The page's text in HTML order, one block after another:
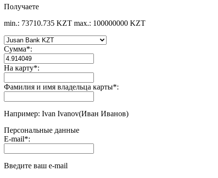
Получаете
min.: 73710.735 KZT max.: 100000000 KZT
Сумма*:
На карту*:
Фамилия и имя владельца карты*:
Например: Ivan Ivanov(Иван Иванов)
Персональные данные
E-mail*:
Введите ваш e-mail